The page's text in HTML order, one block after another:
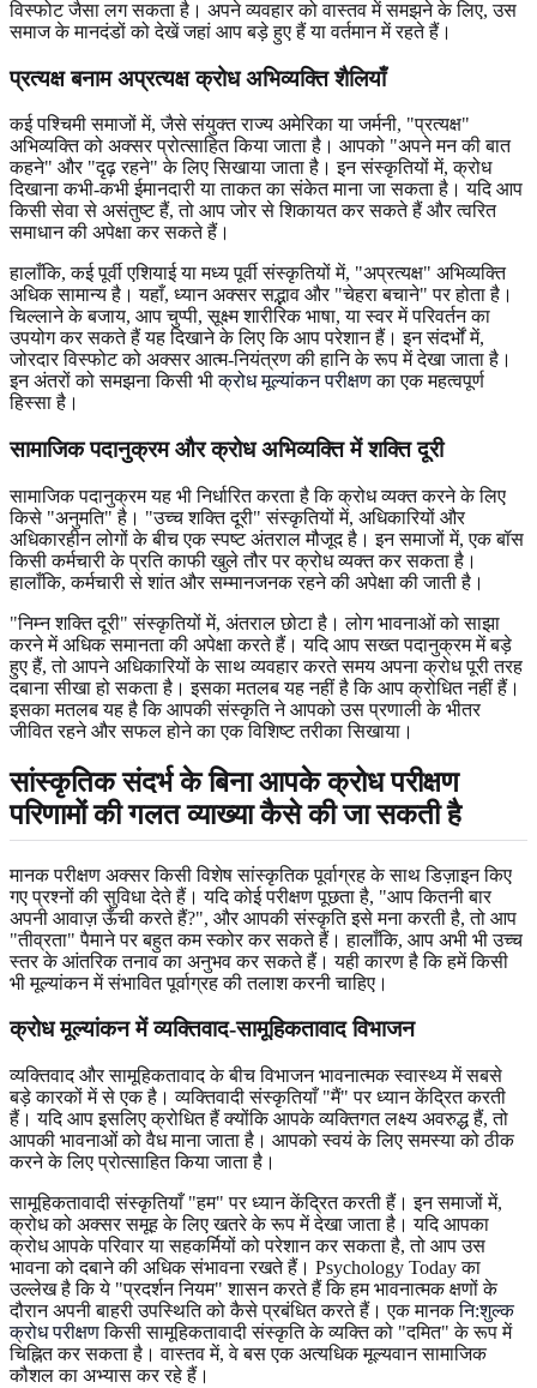
विस्फोट जैसा लग सकता है। अपने व्यवहार को वास्तव में समझने के लिए, उस
समाज के मानदंडों को देखें जहां आप बड़े हुए हैं या वर्तमान में रहते हैं।
प्रत्यक्ष बनाम अप्रत्यक्ष क्रोध अभिव्यक्ति शैलियाँ
कई पश्चिमी समाजों में, जैसे संयुक्त राज्य अमेरिका या जर्मनी, "प्रत्यक्ष"
अभिव्यक्ति को अक्सर प्रोत्साहित किया जाता है। आपको "अपने मन की बात
कहने" और "दृढ़ रहने" के लिए सिखाया जाता है। इन संस्कृतियों में, क्रोध
दिखाना कभी-कभी ईमानदारी या ताकत का संकेत माना जा सकता है। यदि आप
किसी सेवा से असंतुष्ट हैं, तो आप जोर से शिकायत कर सकते हैं और त्वरित
समाधान की अपेक्षा कर सकते हैं।
हालाँकि, कई पूर्वी एशियाई या मध्य पूर्वी संस्कृतियों में, "अप्रत्यक्ष" अभिव्यक्ति
अधिक सामान्य है। यहाँ, ध्यान अक्सर सद्भाव और "चेहरा बचाने" पर होता है।
चिल्लाने के बजाय, आप चुप्पी, सूक्ष्म शारीरिक भाषा, या स्वर में परिवर्तन का
उपयोग कर सकते हैं यह दिखाने के लिए कि आप परेशान हैं। इन संदर्भों में,
जोरदार विस्फोट को अक्सर आत्म-नियंत्रण की हानि के रूप में देखा जाता है।
इन अंतरों को समझना किसी भीक्रोध मूल्यांकन परीक्षणका एक महत्वपूर्ण
हिस्सा है।
सामाजिक पदानुक्रम और क्रोध अभिव्यक्ति में शक्ति दूरी
सामाजिक पदानुक्रम यह भी निर्धारित करता है कि क्रोध व्यक्त करने के लिए
किसे "अनुमति" है। "उच्च शक्ति दूरी" संस्कृतियों में, अधिकारियों और
अधिकारहीन लोगों के बीच एक स्पष्ट अंतराल मौजूद है। इन समाजों में, एक बॉस
किसी कर्मचारी के प्रति काफी खुले तौर पर क्रोध व्यक्त कर सकता है।
हालाँकि, कर्मचारी से शांत और सम्मानजनक रहने की अपेक्षा की जाती है।
"निम्न शक्ति दूरी" संस्कृतियों में, अंतराल छोटा है। लोग भावनाओं को साझा
करने में अधिक समानता की अपेक्षा करते हैं। यदि आप सख्त पदानुक्रम में बड़े
हुए हैं, तो आपने अधिकारियों के साथ व्यवहार करते समय अपना क्रोध पूरी तरह
दबाना सीखा हो सकता है। इसका मतलब यह नहीं है कि आप क्रोधित नहीं हैं।
इसका मतलब यह है कि आपकी संस्कृति ने आपको उस प्रणाली के भीतर
जीवित रहने और सफल होने का एक विशिष्ट तरीका सिखाया।
सांस्कृतिक संदर्भ के बिना आपके क्रोध परीक्षण
परिणामों की गलत व्याख्या कैसे की जा सकती है
मानक परीक्षण अक्सर किसी विशेष सांस्कृतिक पूर्वाग्रह के साथ डिज़ाइन किए
गए प्रश्नों की सुविधा देते हैं। यदि कोई परीक्षण पूछता है, "आप कितनी बार
अपनी आवाज़ ऊँची करते हैं?", और आपकी संस्कृति इसे मना करती है, तो आप
"तीव्रता" पैमाने पर बहुत कम स्कोर कर सकते हैं। हालाँकि, आप अभी भी उच्च
स्तर के आंतरिक तनाव का अनुभव कर सकते हैं। यही कारण है कि हमें किसी
भी मूल्यांकन में संभावित पूर्वाग्रह की तलाश करनी चाहिए।
क्रोध मूल्यांकन में व्यक्तिवाद-सामूहिकतावाद विभाजन
व्यक्तिवाद और सामूहिकतावाद के बीच विभाजन भावनात्मक स्वास्थ्य में सबसे
बड़े कारकों में से एक है। व्यक्तिवादी संस्कृतियाँ "मैं" पर ध्यान केंद्रित करती
हैं। यदि आप इसलिए क्रोधित हैं क्योंकि आपके व्यक्तिगत लक्ष्य अवरुद्ध हैं, तो
आपकी भावनाओं को वैध माना जाता है। आपको स्वयं के लिए समस्या को ठीक
करने के लिए प्रोत्साहित किया जाता है।
सामूहिकतावादी संस्कृतियाँ "हम" पर ध्यान केंद्रित करती हैं। इन समाजों में,
क्रोध को अक्सर समूह के लिए खतरे के रूप में देखा जाता है। यदि आपका
क्रोध आपके परिवार या सहकर्मियों को परेशान कर सकता है, तो आप उस
भावना को दबाने की अधिक संभावना रखते हैं। Psychology Today का
उल्लेख है कि ये "प्रदर्शन नियम" शासन करते हैं कि हम भावनात्मक क्षणों के
दौरान अपनी बाहरी उपस्थिति को कैसे प्रबंधित करते हैं। एक मानकनि:शुल्क
क्रोध परीक्षणकिसी सामूहिकतावादी संस्कृति के व्यक्ति को "दमित" के रूप में
चिह्नित कर सकता है। वास्तव में, वे बस एक अत्यधिक मूल्यवान सामाजिक
कौशल का अभ्यास कर रहे हैं।